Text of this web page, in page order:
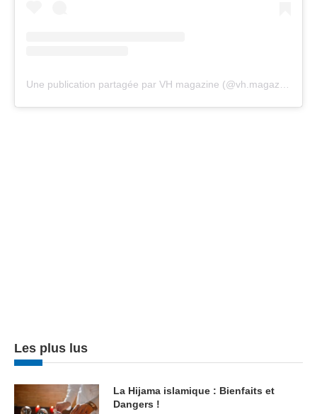
Une publication partagée par VH magazine (@vh.magazine)
Les plus lus
La Hijama islamique : Bienfaits et
Dangers !